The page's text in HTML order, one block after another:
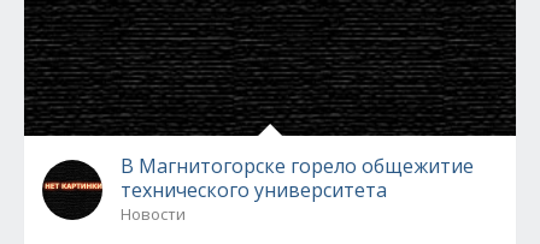
В Магнитогорске горело общежитие
технического университета
Новости